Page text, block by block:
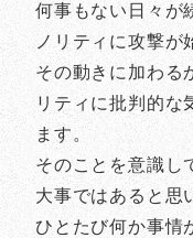
何事もない日々が
ノリティに攻撃が
その動きに加わる
リティに批判的な
ます。
そのことを意識し
大事ではあると思
ひとたび何か事情